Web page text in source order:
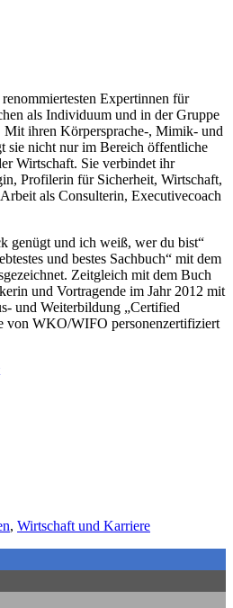
Expertinnen für
als Individuum und in der Gruppe
Mit ihren Körpersprache-, Mimik- und
sie nicht nur im Bereich öffentliche
Wirtschaft. Sie verbindet ihr
Profilerin für Sicherheit, Wirtschaft,
als Consulterin, Executivecoach
genügt und ich weiß, wer du bist“
und bestes Sachbuch“ mit dem
Zeitgleich mit dem Buch
und Vortragende im Jahr 2012 mit
und Weiterbildung „Certified
von WKO/WIFO personenzertifiziert
, Wirtschaft und Karriere